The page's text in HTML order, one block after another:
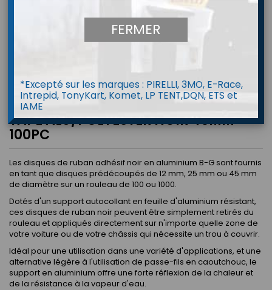
TAPE ALU/POLYESTER NOIR 45MM
100PC
Les disques de ruban adhésif noir en aluminium B-G sont fournis
en tant que disques prédécoupés de 12 mm, 25 mm ou 45 mm
de diamètre sur un rouleau de 100 ou 1000.
Dotés d'un support autocollant en feuille d'aluminium résistant,
ces disques de ruban noir peuvent être simplement retirés du
rouleau et appliqués directement sur n'importe quelle zone de
votre voiture ou de votre châssis qui nécessite un trou à couvrir.
Idéal pour une utilisation dans une variété d'applications, et une
alternative légère à l'utilisation de passe-fils en caoutchouc, le
support en aluminium offre une forte réflexion de la chaleur et
de la résistance à la vapeur d'eau.
FERMER
*Excepté sur les marques : PIRELLI, 3MO, E-Race,
Intrepid, TonyKart, Komet, LP TENT,DQN, ETS et
IAME